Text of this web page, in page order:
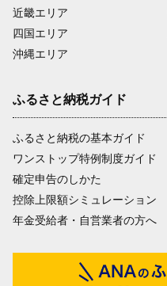
近畿エリア
四国エリア
沖縄エリア
ふるさと納税ガイド
ふるさと納税の基本ガイド
ワンストップ特例制度ガイド
確定申告のしかた
控除上限額シミュレーション
年金受給者・自営業者の方へ